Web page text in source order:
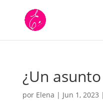
¿Un
por Elena | Jun 1, 2023 |